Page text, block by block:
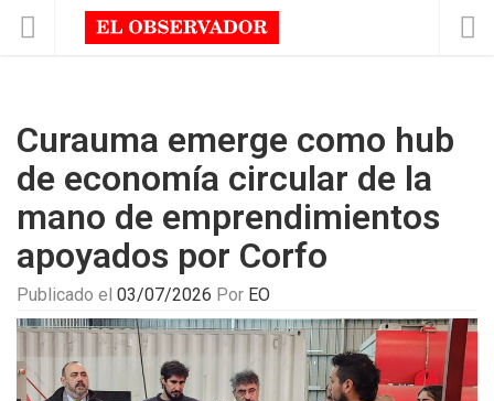
Curauma emerge como hub
de economía circular de la
mano de emprendimientos
apoyados por Corfo
Publicado el 03/07/2026 Por EO